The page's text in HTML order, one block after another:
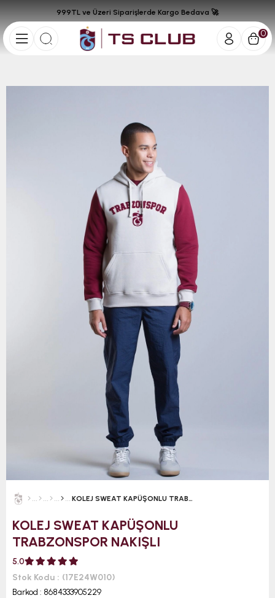
0
999TL ve Üzeri Siparişlerde Kargo Bedava 🚀
KOLEJ SWEAT KAPÜŞONLU TRABZONSPOR NAKIŞLI
KOLEJ SWEAT KAPÜŞONLU
TRABZONSPOR NAKIŞLI
5.0
Stok Kodu
(17E24W010)
Barkod : 8684333905229